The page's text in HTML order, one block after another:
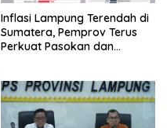
Inflasi Lampung Terendah di
Sumatera, Pemprov Terus
Perkuat Pasokan dan